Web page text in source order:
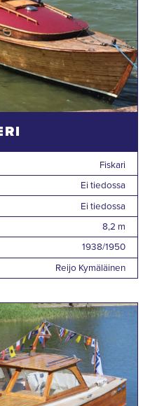
Fiskari
Ei tiedossa
Ei tiedossa
8,2 m
1938/1950
Reijo Kymäläinen